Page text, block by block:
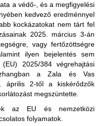
a védő-, és a megfigyelési
kedvező eredménnyel
kockázatokat nem tárt fel
2025. március 3-án
vagy fertőzöttségre
ilyen bejelentés sem
2025/384 végrehajtási
a Zala és Vas
április 2-től a kiskérődzők
megszüntette.
az EU és nemzetközi
folyamatok.
(2025.05.27-én érkezett
termékek (juh és kecske),
az abból készült termékek
történő behozatalára
5. után előállított
az abból készült termékek
a nem fertőzött